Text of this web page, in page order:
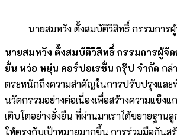
นายสมหวัง ตั้งสมบัติวิสิทธิ์ กรรมกา
นายสมหวัง ตั้งสมบัติวิสิทธิ์ กรรมการผู้จั
ยั่น หว่อ หยุ่น คอร์ปอเรชั่น กรุ๊ป จำกัด กล่
ตระหนักถึงความสำคัญในการปรับปรุงแล
นวัตกรรมอย่างต่อเนื่องเพื่อสร้างความแข็ง
เติบโตอย่างยั่งยืน ที่ผ่านมาเราได้ขยายฐา
ให้ตรงกับเป้าหมายมากขึ้น การร่วมมือกันส